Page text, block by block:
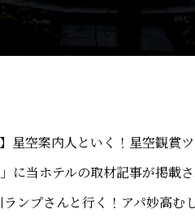
星空案内人といく！星空観賞
に当ホテルの取材記事が掲載
ンプさんと行く！アパ妙高む